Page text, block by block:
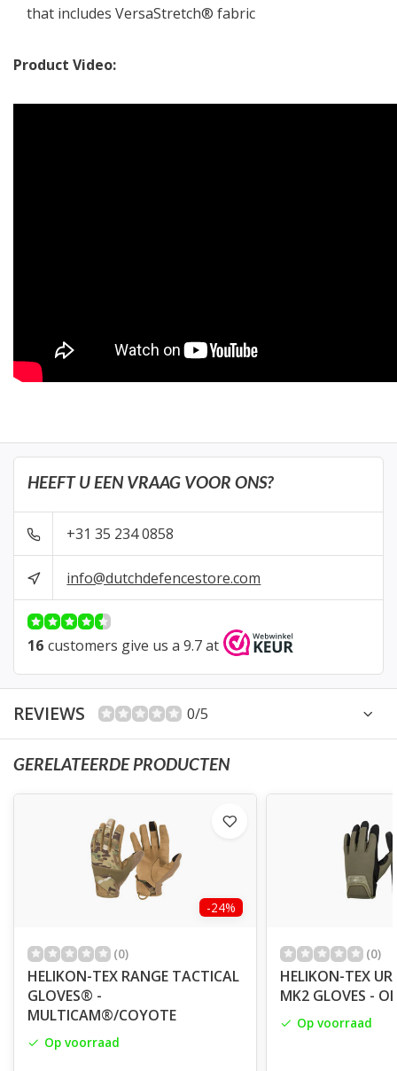
that includes VersaStretch® fabric
Product Video:
HEEFT U EEN VRAAG VOOR ONS?
+31 35 234 0858
info@dutchdefencestore.com
16 customers give us a 9.7 at
REVIEWS 0/5
GERELATEERDE PRODUCTEN
-24%
(0)
HELIKON-TEX RANGE TACTICAL
GLOVES® -
MULTICAM®/COYOTE
Op voorraad
(0)
HELIKON-TEX
MK2 GLOVES -
Op voorraad